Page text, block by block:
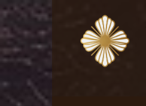
Перейти
к
контенту